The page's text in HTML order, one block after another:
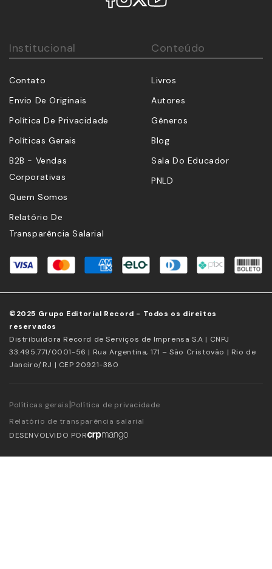
Institucional Conteúdo
Contato
Envio De Originais
Política De Privacidade
Políticas Gerais
B2B - Vendas
Corporativas
Quem Somos
Relatório De
Transparência Salarial
Livros
Autores
Gêneros
Blog
Sala Do Educador
PNLD
©2025 Grupo Editorial Record - Todos os direitos
reservados
Distribuidora Record de Serviços de Imprensa S.A | CNPJ
33.495.771/0001-56 | Rua Argentina, 171 – São Cristovão | Rio de
Janeiro/RJ | CEP 20921-380
Políticas gerais|Política de privacidade
Relatório de transparência salarial
DESENVOLVIDO POR